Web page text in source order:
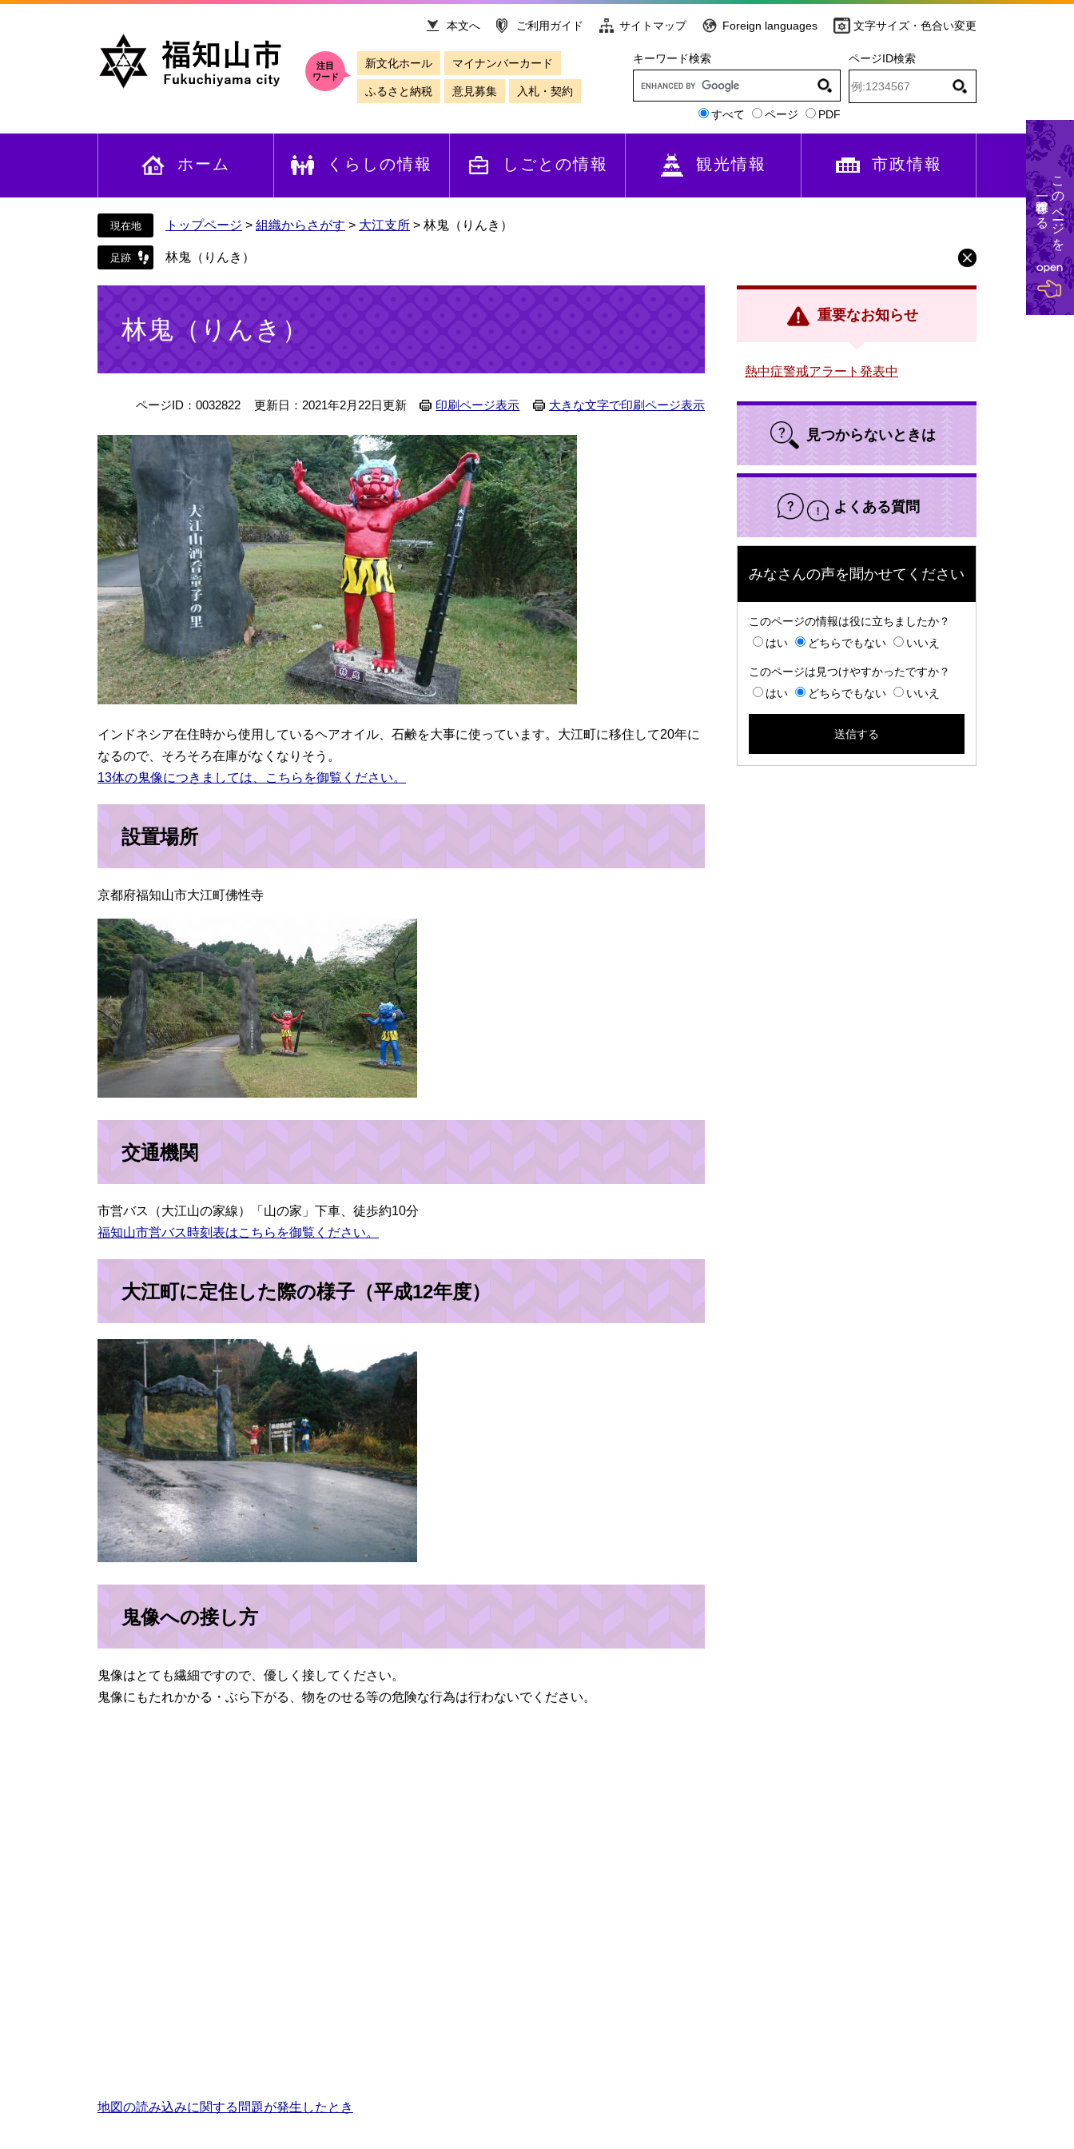
文
本文へ ご利用ガイド サイトマップ Foreign languages 文字サイズ・色合い変更
注目
ワード
新文化ホール マイナンバーカード
ふるさと納税 意見募集 入札・契約
キーワード検索
すべて ページ PDF
ページID検索
ホーム くらしの情報 しごとの情報 観光情報 市政情報
トップページ > 組織からさがす > 大江支所 > 林鬼（りんき）
林鬼（りんき）
林鬼（りんき）
ページID：0032822 更新日：2021年2月22日更新 印刷ページ表示 大きな文字で印刷ページ表示
インドネシア在住時から使用しているヘアオイル、石鹸を大事に使っています。大江町に移住して20年に
なるので、そろそろ在庫がなくなりそう。
13体の鬼像につきましては、こちらを御覧ください。
設置場所
京都府福知山市大江町佛性寺
交通機関
市営バス（大江山の家線）「山の家」下車、徒歩約10分
福知山市営バス時刻表はこちらを御覧ください。
大江町に定住した際の様子（平成12年度）
鬼像への接し方
鬼像はとても繊細ですので、優しく接してください。
鬼像にもたれかかる・ぶら下がる、物をのせる等の危険な行為は行わないでください。
地図の読み込みに関する問題が発生したとき
重要なお知らせ
熱中症警戒アラート発表中
見つからないときは
よくある質問
みなさんの声を聞かせてください
このページの情報は役に立ちましたか？
はい
どちらでもない いいえ
このページは見つけやすかったですか？
はい
どちらでもない いいえ
このページを
一時保存する